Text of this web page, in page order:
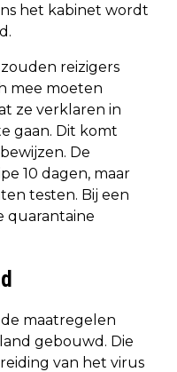
het kabinet wordt
reizigers
mee moeten
ze verklaren in
gaan. Dit komt
De
10 dagen, maar
testen. Bij een
quarantaine
maatregelen
gebouwd. Die
van het virus